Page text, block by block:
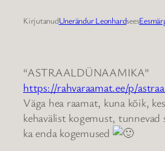
KirjutanudUnerändur Leonhardsees
“ASTRAALDÜNAAMIKA”
https://rahvaraamat.ee/p/
Väga hea raamat, kuna kõik,
kehavälist kogemust, tunnevad
ka enda kogemused